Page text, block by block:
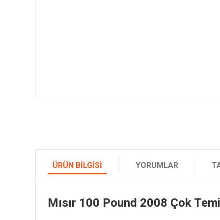
ÜRÜN BILGISI YORUMLAR
Mısır 100 Pound 2008 Çok